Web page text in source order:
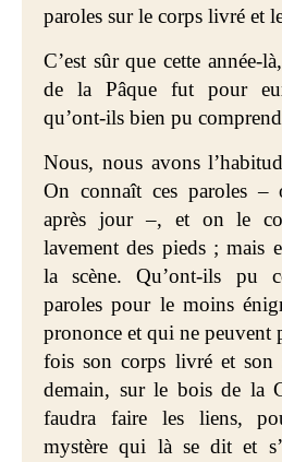
paroles sur le corps livré et
C’est sûr que cette année-
de la Pâque fut pour
qu’ont-ils bien pu
Nous, nous avons
On connaît ces paroles –
après jour –, et on le
lavement des pieds ; mais
la scène. Qu’ont-ils pu
paroles pour le moins
prononce et qui ne peuvent
fois son corps livré et son
demain, sur le bois de la
faudra faire les liens,
mystère qui là se dit et